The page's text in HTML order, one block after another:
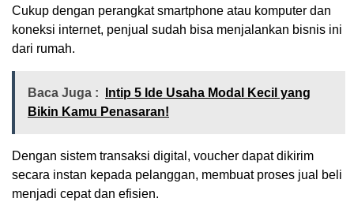
Cukup dengan perangkat smartphone atau komputer dan
koneksi internet, penjual sudah bisa menjalankan bisnis ini
dari rumah.
Baca Juga :
Intip 5 Ide Usaha Modal Kecil yang
Bikin Kamu Penasaran!
Dengan sistem transaksi digital, voucher dapat dikirim
secara instan kepada pelanggan, membuat proses jual beli
menjadi cepat dan efisien.